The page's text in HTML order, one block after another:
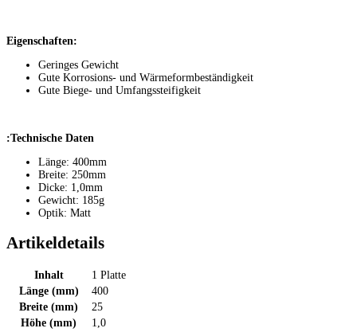
Eigenschaften:
Geringes Gewicht
Gute Korrosions- und Wärmeformbeständigkeit
Gute Biege- und Umfangssteifigkeit
:Technische Daten
Länge: 400mm
Breite: 250mm
Dicke: 1,0mm
Gewicht: 185g
Optik: Matt
Artikeldetails
Inhalt
1 Platte
Länge (mm)
400
Breite (mm)
25
Höhe (mm)
1,0